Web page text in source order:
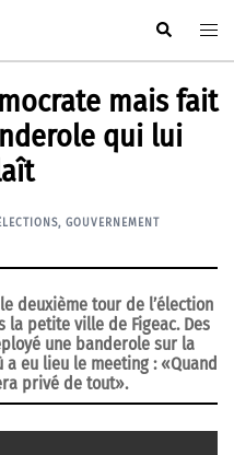
Rechercher
mais fait
qui lui
, GOUVERNEMENT
deuxième tour de l’élection
petite ville de Figeac. Des
une banderole sur la
eu lieu le meeting : «Quand
privé de tout».